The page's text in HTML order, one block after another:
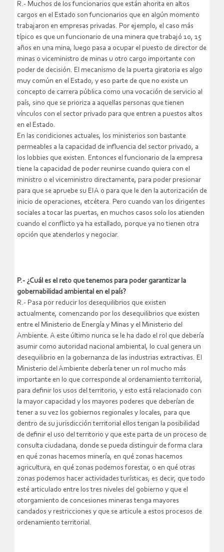
R.- Muchos de los funcionarios que están ahorita en altos
cargos en el Estado son funcionarios que en algún momento
trabajaron en empresas privadas. Por ejemplo, el caso más
típico es que un funcionario de una minera que trabajó 10, 15
años en una mina, luego pasa a ocupar el puesto de director de
minas o viceministro de minas u otro cargo importante con
poder de decisión. El mecanismo de la puerta giratoria es algo
muy común en el Estado, y eso parte de que no existe un
concepto de carrera pública como una vocación de servicio al
país, sino que se prioriza a aquellas personas que tienen
vínculos con el sector privado para que entren a puestos altos
en el Estado.
En las condiciones actuales, los ministerios son bastante
permeables a la capacidad de influencia del sector privado, a
los lobbies que existen. Entonces el funcionario de la empresa
tiene la capacidad de poder reunirse cuando quiera con el
ministro o el viceministro directamente, para poder presionar
para que se apruebe su EIA o para que le den la autorización de
inicio de operaciones, etcétera. Pero cuando van los dirigentes
sociales a tocar las puertas, en muchos casos solo los atienden
cuando el conflicto ya ha estallado, porque ya no tienen otra
opción que atenderlos y negociar.
P.- ¿Cuál es el reto que tenemos para poder garantizar la
gobernabilidad ambiental en el país?
R.- Pasa por reducir los desequilibrios que existen
actualmente, comenzando por los desequilibrios que existen
entre el Ministerio de Energía y Minas y el Ministerio del
Ambiente. A este último nunca se le ha dado el rol que debería
asumir como autoridad nacional ambiental, lo cual genera un
desequilibrio en la gobernanza de las industrias extractivas. El
Ministerio del Ambiente debería tener un rol mucho más
importante en lo que corresponde al ordenamiento territorial,
para definir los usos del territorio, y esto está relacionado con
la mayor capacidad y los mayores poderes que deberían de
tener a su vez los gobiernos regionales y locales, para que
dentro de su jurisdicción territorial ellos tengan la posibilidad
de definir el uso del territorio y que este parta de un proceso de
consulta ciudadana, donde se pueda distinguir de forma clara
en qué zonas hacemos minería, en qué zonas hacemos
agricultura, en qué zonas podemos forestar, o en qué otras
zonas podemos hacer actividades turísticas; es decir, que todo
esté articulado entre los tres niveles del gobierno y que el
otorgamiento de concesiones mineras tenga mayores
candados y restricciones y que se articule a estos procesos de
ordenamiento territorial.